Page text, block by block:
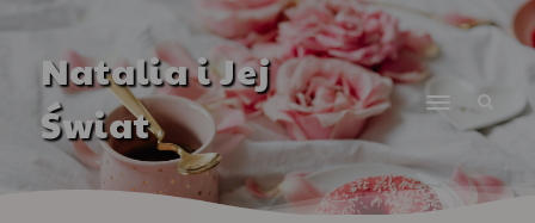
Natalia i Jej
Świat